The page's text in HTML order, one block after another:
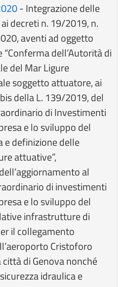
- Integrazione delle
decreti n. 19/2019, n.
aventi ad oggetto
dell’Autorità di
del Mar Ligure
soggetto attuatore, ai
della L. 139/2019, del
di Investimenti
e lo sviluppo del
e definizione delle
attuative”,
al
di investimenti
e lo sviluppo del
infrastrutture di
il collegamento
Cristoforo
di Genova nonché
idraulica e